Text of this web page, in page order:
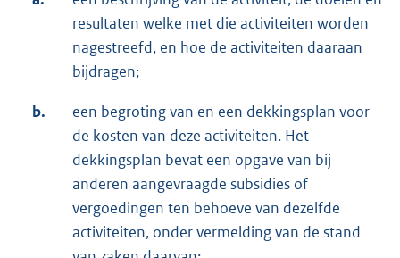
resultaten welke met die activiteiten worden
nagestreefd, en hoe de activiteiten daaraan
bijdragen;
b.
een begroting van en een dekkingsplan voor
de kosten van deze activiteiten. Het
dekkingsplan bevat een opgave van bij
anderen aangevraagde subsidies of
vergoedingen ten behoeve van dezelfde
activiteiten, onder vermelding van de stand